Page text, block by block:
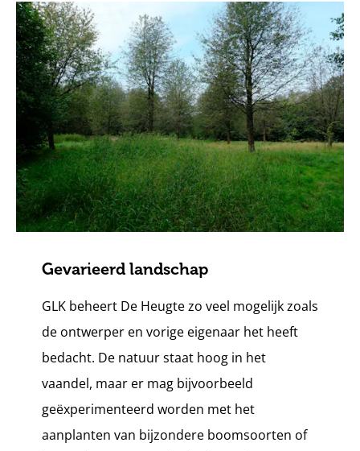
Gevarieerd landschap
GLK beheert De Heugte zo veel mogelijk zoals
de ontwerper en vorige eigenaar het heeft
bedacht. De natuur staat hoog in het
vaandel, maar er mag bijvoorbeeld
geëxperimenteerd worden met het
aanplanten van bijzondere boomsoorten of